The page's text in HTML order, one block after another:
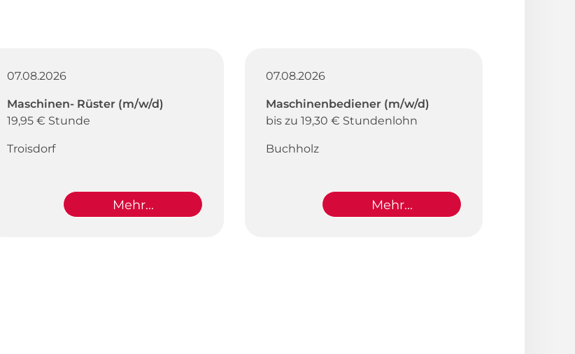
07.08.2026
Maschinen- Rüster (m/w/d)
19,95 € Stunde
Troisdorf
Mehr...
07.08.2026
Maschinenbediener (m/w/d)
bis zu 19,30 € Stundenlohn
Buchholz
Mehr...